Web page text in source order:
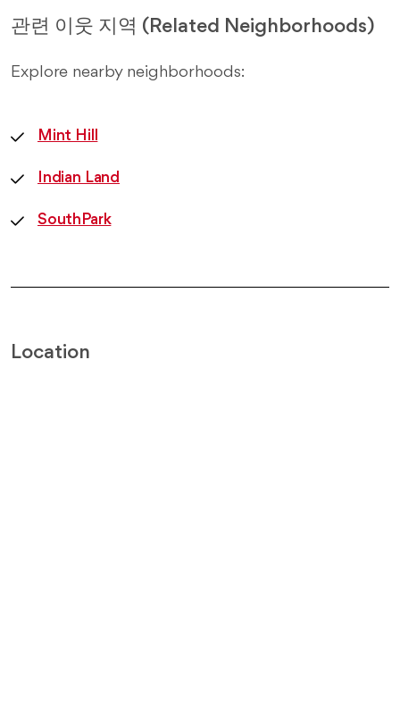
관련 이웃 지역 (Related Neighborhoods)
Explore nearby neighborhoods:
Mint Hill
Indian Land
SouthPark
Location